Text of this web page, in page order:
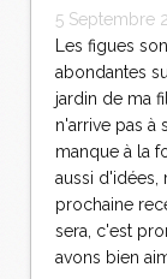
5 Septembre
Les figues
abondantes
jardin de ma
n'arrive pas à
manque à la
aussi d'idées,
prochaine
sera, c'est
avons bien
E
l